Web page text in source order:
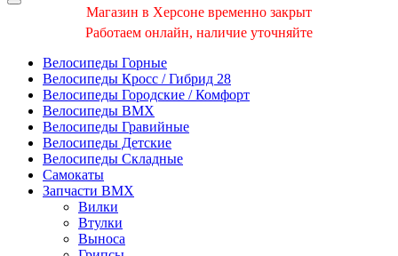
Магазин в Херсоне временно закрыт
Работаем онлайн, наличие уточняйте
Велосипеды Горные
Велосипеды Кросс / Гибрид 28
Велосипеды Городские / Комфорт
Велосипеды BMX
Велосипеды Гравийные
Велосипеды Детские
Велосипеды Складные
Самокаты
Запчасти BMX
Вилки
Втулки
Выноса